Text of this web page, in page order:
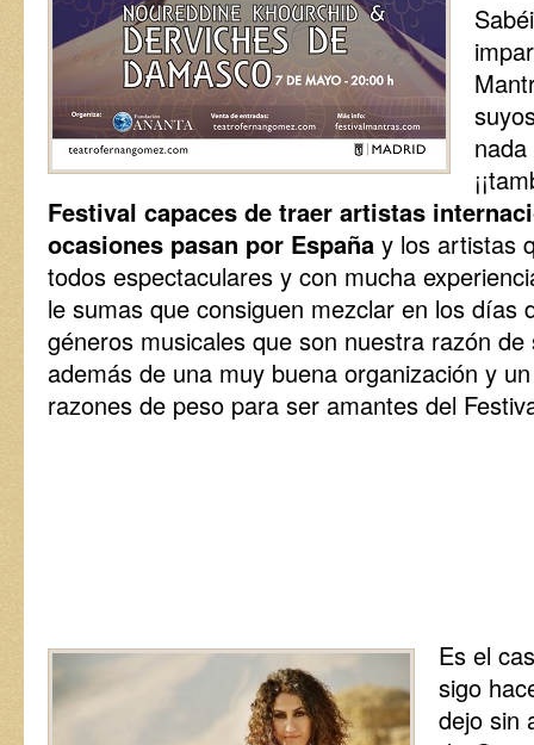
Festival capaces de traer artistas
ocasiones pasan por España y los artistas
todos espectaculares y con mucha
le sumas que consiguen mezclar en los días
géneros musicales que son nuestra razón
además de una muy buena organización y
razones de peso para ser amantes del
Es el
sigo
dejo sin